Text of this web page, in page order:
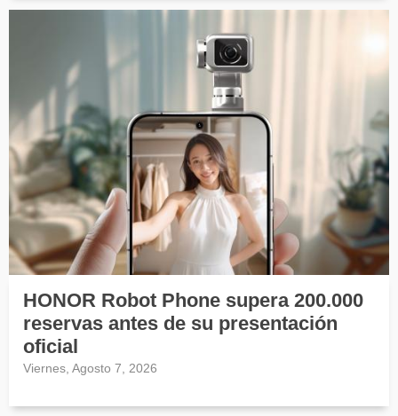
HONOR Robot Phone supera 200.000
reservas antes de su presentación
oficial
Viernes, Agosto 7, 2026